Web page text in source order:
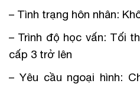
– Tình trạng hôn nhân:
– Trình độ học vấn: Tối
cấp 3 trở lên
– Yêu cầu ngoại hình: